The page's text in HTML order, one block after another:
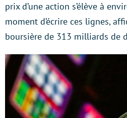
prix d’une action s’élève à
moment d’écrire ces lignes,
boursière de 313 milliards de